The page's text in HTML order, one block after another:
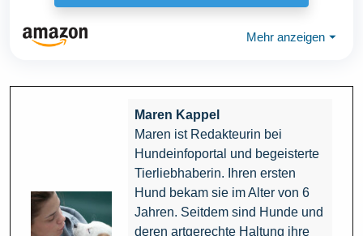
Mehr anzeigen ⏷
Maren Kappel
Maren ist Redakteurin bei
Hundeinfoportal und begeisterte
Tierliebhaberin. Ihren ersten
Hund bekam sie im Alter von 6
Jahren. Seitdem sind Hunde und
deren artgerechte Haltung ihre